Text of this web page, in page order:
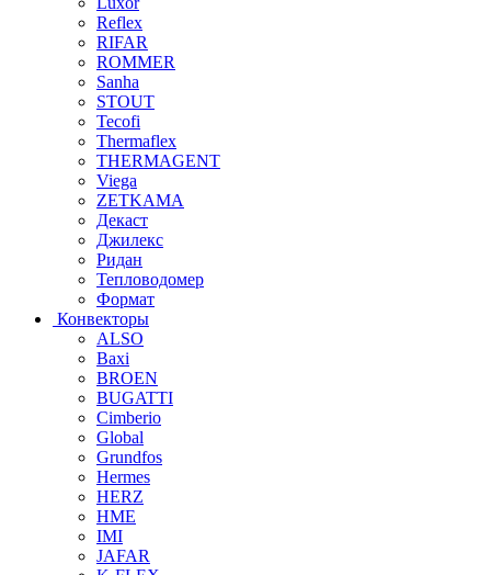
Reflex
RIFAR
ROMMER
Sanha
STOUT
Tecofi
Thermaflex
THERMAGENT
Viega
ZETKAMA
Декаст
Джилекс
Ридан
Тепловодомер
Формат
Конвекторы
ALSO
Baxi
BROEN
BUGATTI
Cimberio
Global
Grundfos
Hermes
HERZ
HME
IMI
JAFAR